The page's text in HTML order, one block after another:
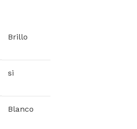
Brillo
si
Blanco